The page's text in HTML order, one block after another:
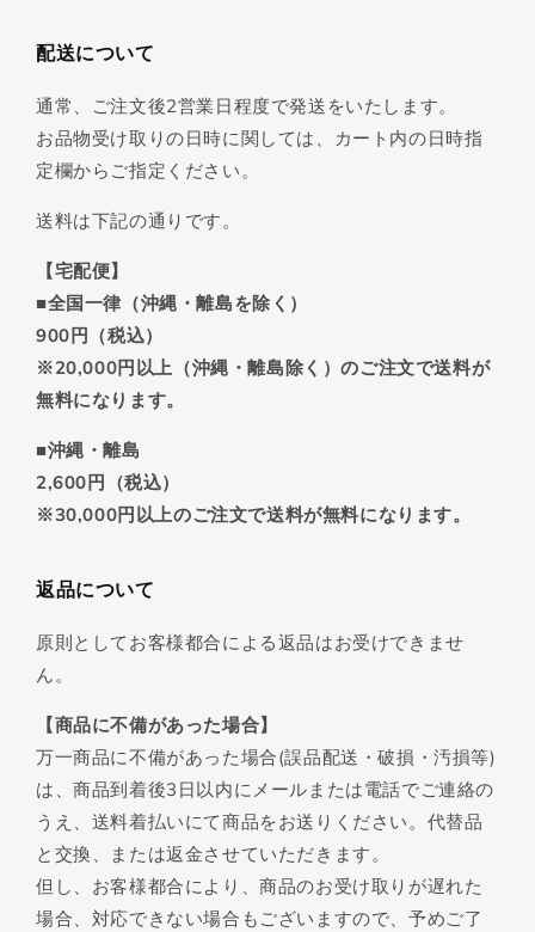
配送について
通常、ご注文後2営業日程度で発送をいたします。
お品物受け取りの日時に関しては、カート内の日時指
定欄からご指定ください。
送料は下記の通りです。
【宅配便】
■全国一律（沖縄・離島を除く）
900円（税込）
※20,000円以上（沖縄・離島除く）のご注文で送料が
無料になります。
■沖縄・離島
2,600円（税込）
※30,000円以上のご注文で送料が無料になります。
返品について
原則としてお客様都合による返品はお受けできませ
ん。
【商品に不備があった場合】
万一商品に不備があった場合(誤品配送・破損・汚損等)
は、商品到着後3日以内にメールまたは電話でご連絡の
うえ、送料着払いにて商品をお送りください。代替品
と交換、または返金させていただきます。
但し、お客様都合により、商品のお受け取りが遅れた
場合、対応できない場合もございますので、予めご了